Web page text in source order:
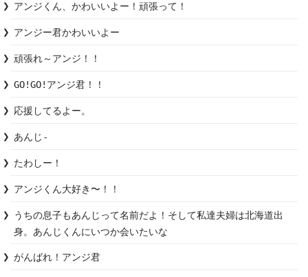
アンジくん、かわいいよー！頑張って！
アンジー君かわいいよー
頑張れ～アンジ！！
GO!GO!アンジ君！！
応援してるよー。
あんじ-
たわしー！
アンジくん大好き〜！！
うちの息子もあんじって名前だよ！そして私達夫婦は北海道出
身。あんじくんにいつか会いたいな
がんばれ！アンジ君